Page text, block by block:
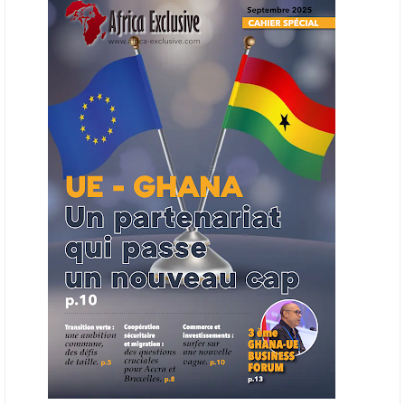
entreprises du continent dans les marchés du secteur énergétique.
Cet outil permettra de recenser les entreprises africaines opérant dans
la chaîne de valeur énergétique et de publier des appels d’offres
ouverts en priorité aux sociétés du continent. Le projet est en phase
finale de développement et devrait aboutir, d’ici fin 2026 ou début
2027, à un bulletin africain des appels d’offres dans le secteur de
l’énergie.
06/06/26 AFRICA FINANCE CORPORATION
Cette semaine, Africa Finance Corporation (AFC) a annoncé avoir
bouclé un prêt syndiqué de 2 milliards de dollars, la plus importante
levée de son histoire. Initialement calibrée à 1,6 milliard, l'opération a
été relevée de 400 millions face à l'afflux des souscriptions de
banques internationales. Plus du tiers des fonds proviennent
d'institutions financières asiatiques, à parts égales avec l'Europe.
L'Asie-Pacifique et l'Europe pèsent chacune 35 % du tour de table,
devant le Moyen-Orient (25 %) et l'Afrique (5 %), selon le communiqué
de l'institution panafricaine, qui compte 48 pays membres.
ECHANGES AFRIQUE - UE